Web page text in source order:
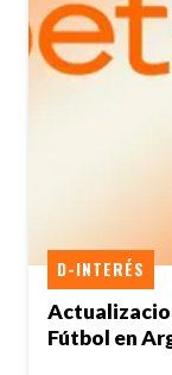
Fútbol en
D-INTERÉS